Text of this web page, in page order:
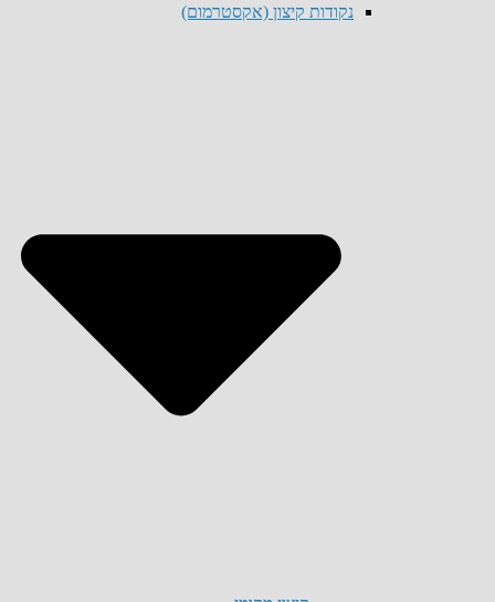
נקודות קיצון (אקסטרמום)